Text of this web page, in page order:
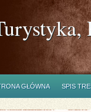
GŁÓWNA SPIS